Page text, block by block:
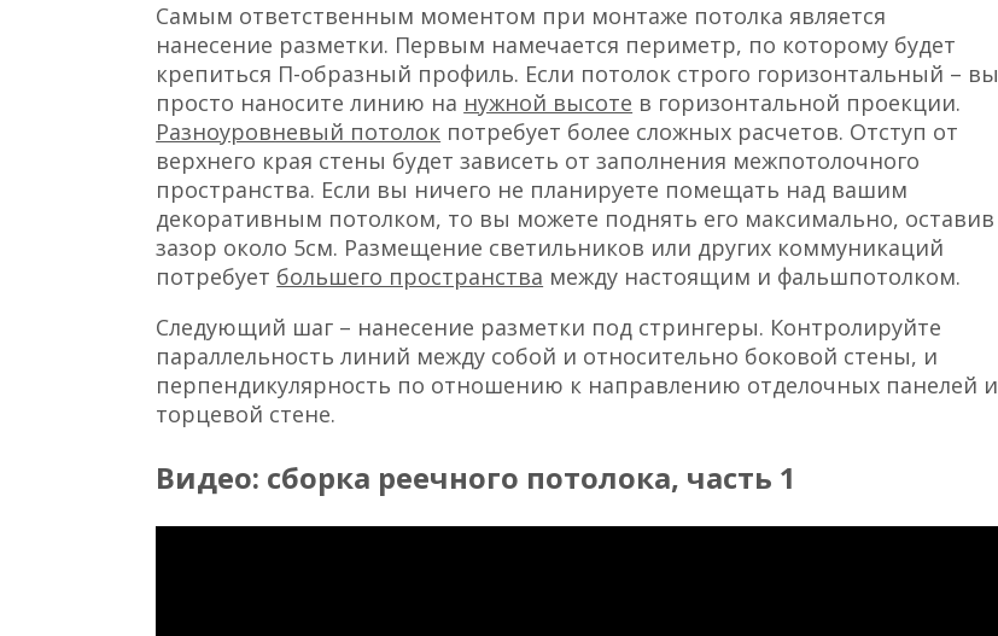
Самым ответственным моментом при монтаже потолка является
нанесение разметки. Первым намечается периметр, по которому будет
крепиться П-образный профиль. Если потолок строго горизонтальный – вы
просто наносите линию на нужной высоте в горизонтальной проекции.
Разноуровневый потолок потребует более сложных расчетов. Отступ от
верхнего края стены будет зависеть от заполнения межпотолочного
пространства. Если вы ничего не планируете помещать над вашим
декоративным потолком, то вы можете поднять его максимально, оставив
зазор около 5см. Размещение светильников или других коммуникаций
потребует большего пространства между настоящим и фальшпотолком.
Следующий шаг – нанесение разметки под стрингеры. Контролируйте
параллельность линий между собой и относительно боковой стены, и
перпендикулярность по отношению к направлению отделочных панелей и
торцевой стене.
Видео: сборка реечного потолока, часть 1